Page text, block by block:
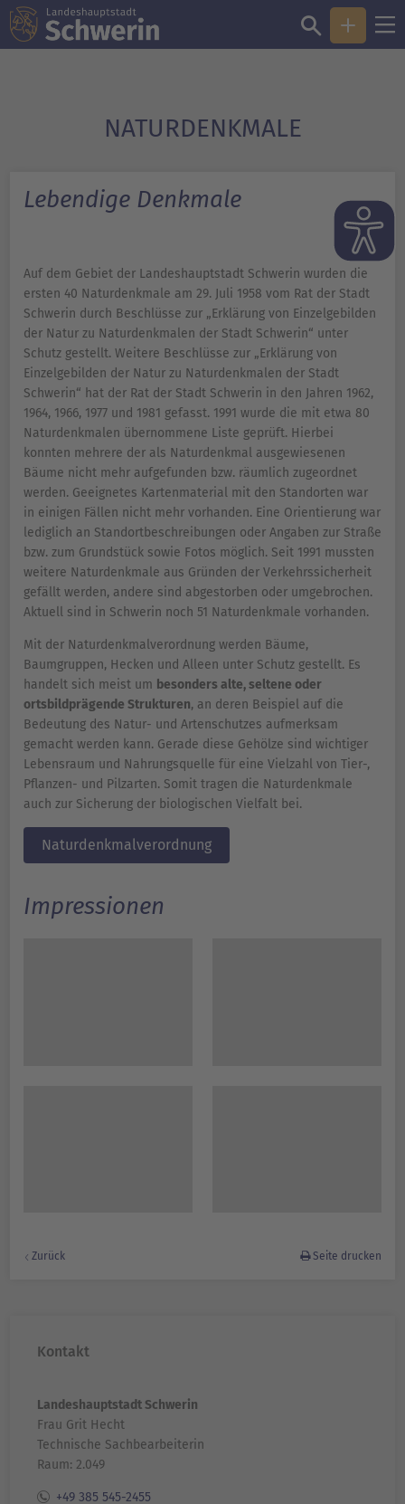
NATURDENKMALE
Lebendige Denkmale
Auf dem Gebiet der Landeshauptstadt Schwerin wurden die
ersten 40 Naturdenkmale am 29. Juli 1958 vom Rat der Stadt
Schwerin durch Beschlüsse zur „Erklärung von Einzelgebilden
der Natur zu Naturdenkmalen der Stadt Schwerin“ unter
Schutz gestellt. Weitere Beschlüsse zur „Erklärung von
Einzelgebilden der Natur zu Naturdenkmalen der Stadt
Schwerin“ hat der Rat der Stadt Schwerin in den Jahren 1962,
1964, 1966, 1977 und 1981 gefasst. 1991 wurde die mit etwa 80
Naturdenkmalen übernommene Liste geprüft. Hierbei
konnten mehrere der als Naturdenkmal ausgewiesenen
Bäume nicht mehr aufgefunden bzw. räumlich zugeordnet
werden. Geeignetes Kartenmaterial mit den Standorten war
in einigen Fällen nicht mehr vorhanden. Eine Orientierung war
lediglich an Standortbeschreibungen oder Angaben zur Straße
bzw. zum Grundstück sowie Fotos möglich. Seit 1991 mussten
weitere Naturdenkmale aus Gründen der Verkehrssicherheit
gefällt werden, andere sind abgestorben oder umgebrochen.
Aktuell sind in Schwerin noch 51 Naturdenkmale vorhanden.
Mit der Naturdenkmalverordnung werden Bäume,
Baumgruppen, Hecken und Alleen unter Schutz gestellt. Es
handelt sich meist um besonders alte, seltene oder
ortsbildprägende Strukturen, an deren Beispiel auf die
Bedeutung des Natur- und Artenschutzes aufmerksam
gemacht werden kann. Gerade diese Gehölze sind wichtiger
Lebensraum und Nahrungsquelle für eine Vielzahl von Tier-,
Pflanzen- und Pilzarten. Somit tragen die Naturdenkmale
auch zur Sicherung der biologischen Vielfalt bei.
Naturdenkmalverordnung
Impressionen
Zurück Seite drucken
Kontakt
Landeshauptstadt Schwerin
Frau Grit Hecht
Technische Sachbearbeiterin
Raum: 2.049
+49 385 545-2455